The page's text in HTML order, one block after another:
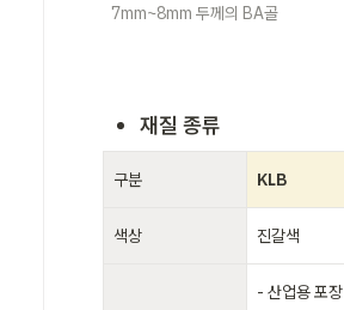
7mm~8mm 두께의 BA골
재질 종류
구분 KLB
색상 진갈색
- 산업용 포장